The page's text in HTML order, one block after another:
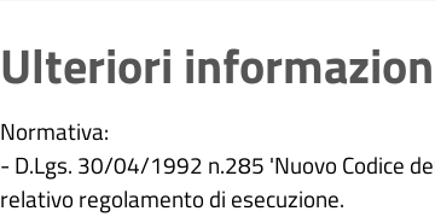
Ulteriori
Normativa:
- D.Lgs. 30/04/1992 n.285 'Nuovo Codice
relativo regolamento di esecuzione.